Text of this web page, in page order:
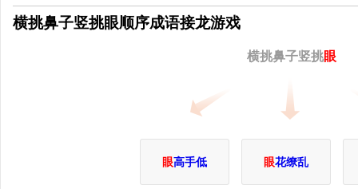
横挑鼻子竖挑眼顺序成语接龙游戏
横挑鼻子竖挑眼
眼高手低 眼花缭乱